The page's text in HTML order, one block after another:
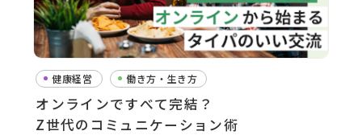
健康経営 働き方・生き方
オンラインですべて完結？
Z世代のコミュニケーション術